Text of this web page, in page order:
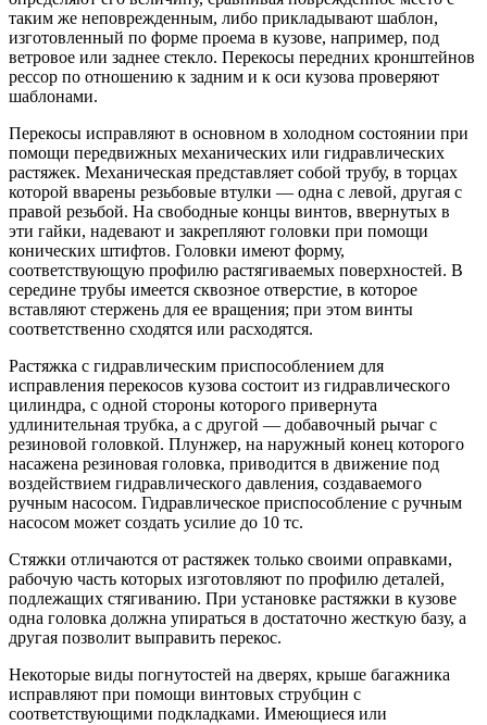
таким же неповрежденным, либо прикладывают шаблон,
изготовленный по форме проема в кузове, например, под
ветровое или заднее стекло. Перекосы передних кронштейнов
рессор по отношению к задним и к оси кузова проверяют
шаблонами.
Перекосы исправляют в основном в холодном состоянии при
помощи передвижных механических или гидравлических
растяжек. Механическая представляет собой трубу, в торцах
которой вварены резьбовые втулки — одна с левой, другая с
правой резьбой. На свободные концы винтов, ввернутых в
эти гайки, надевают и закрепляют головки при помощи
конических штифтов. Головки имеют форму,
соответствующую профилю растягиваемых поверхностей. В
середине трубы имеется сквозное отверстие, в которое
вставляют стержень для ее вращения; при этом винты
соответственно сходятся или расходятся.
Растяжка с гидравлическим приспособлением для
исправления перекосов кузова состоит из гидравлического
цилиндра, с одной стороны которого привернута
удлинительная трубка, а с другой — добавочный рычаг с
резиновой головкой. Плунжер, на наружный конец которого
насажена резиновая головка, приводится в движение под
воздействием гидравлического давления, создаваемого
ручным насосом. Гидравлическое приспособление с ручным
насосом может создать усилие до 10 тс.
Стяжки отличаются от растяжек только своими оправками,
рабочую часть которых изготовляют по профилю деталей,
подлежащих стягиванию. При установке растяжки в кузове
одна головка должна упираться в достаточно жесткую базу, а
другая позволит выправить перекос.
Некоторые виды погнутостей на дверях, крыше багажника
исправляют при помощи винтовых струбцин с
соответствующими подкладками. Имеющиеся или